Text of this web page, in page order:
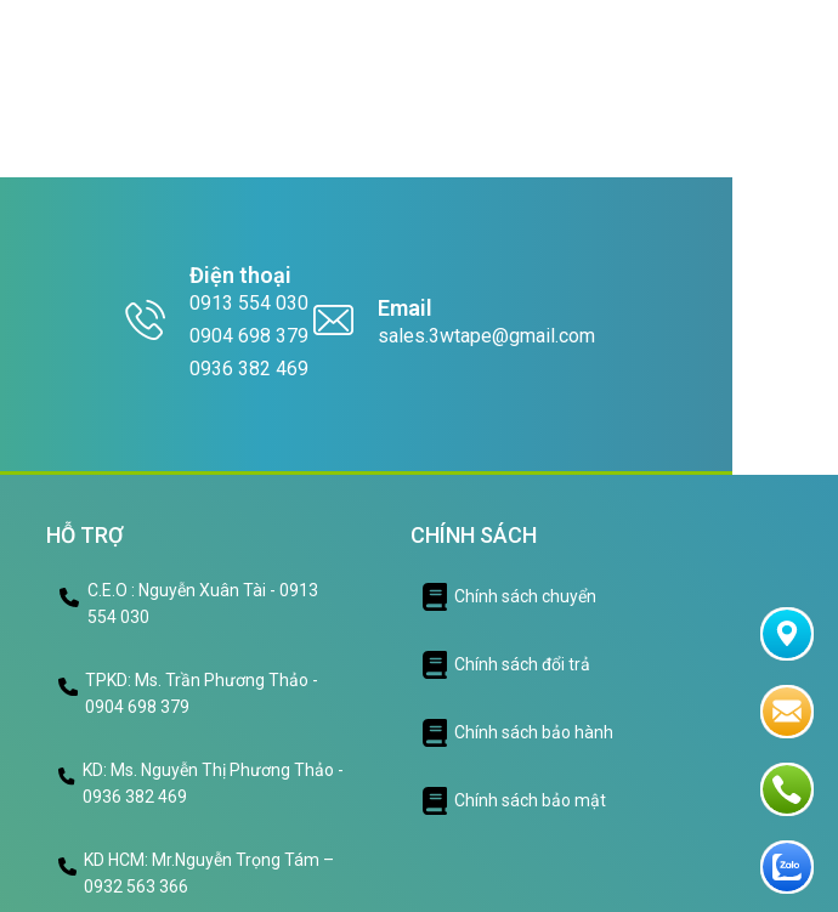
Điện thoại
0913 554 030
0904 698 379
0936 382 469
Email
sales.3wtape@gmail.com
HỖ TRỢ
C.E.O : Nguyễn Xuân Tài - 0913
554 030
TPKD: Ms. Trần Phương Thảo -
0904 698 379
KD: Ms. Nguyễn Thị Phương Thảo -
0936 382 469
KD HCM: Mr.Nguyễn Trọng Tám –
0932 563 366
CHÍNH SÁCH
Chính sách chuyển
Chính sách đổi trả
Chính sách bảo hành
Chính sách bảo mật